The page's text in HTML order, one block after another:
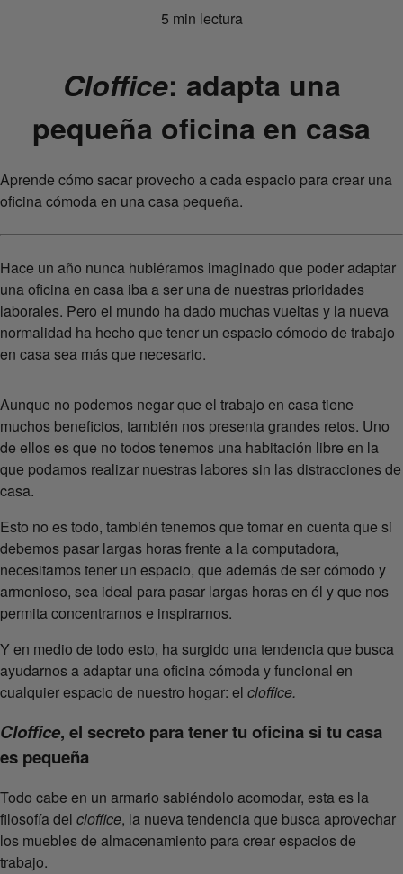
5 min lectura
Cloffice: adapta una
pequeña oficina en casa
Aprende cómo sacar provecho a cada espacio para crear una
oficina cómoda en una casa pequeña.
Hace un año nunca hubiéramos imaginado que poder adaptar
una oficina en casa iba a ser una de nuestras prioridades
laborales. Pero el mundo ha dado muchas vueltas y la nueva
normalidad ha hecho que tener un espacio cómodo de trabajo
en casa sea más que necesario.
Aunque no podemos negar que el trabajo en casa tiene
muchos beneficios, también nos presenta grandes retos. Uno
de ellos es que no todos tenemos una habitación libre en la
que podamos realizar nuestras labores sin las distracciones de
casa.
Esto no es todo, también tenemos que tomar en cuenta que si
debemos pasar largas horas frente a la computadora,
necesitamos tener un espacio, que además de ser cómodo y
armonioso, sea ideal para pasar largas horas en él y que nos
permita concentrarnos e inspirarnos.
Y en medio de todo esto, ha surgido una tendencia que busca
ayudarnos a adaptar una oficina cómoda y funcional en
cualquier espacio de nuestro hogar: el cloffice.
Cloffice, el secreto para tener tu oficina si tu casa
es pequeña
Todo cabe en un armario sabiéndolo acomodar, esta es la
filosofía del cloffice, la nueva tendencia que busca aprovechar
los muebles de almacenamiento para crear espacios de
trabajo.